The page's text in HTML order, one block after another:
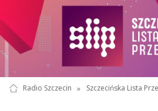
Radio Szczecin » Szczecińska Lista